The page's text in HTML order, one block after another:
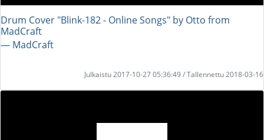
Drum Cover "Blink-182 - Online Songs" by Otto from
MadCraft
― MadCraft
Julkaistu 2017-10-27 05:36:49 / Tallennettu 2018-03-16